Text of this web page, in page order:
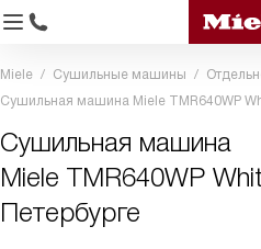
Miele Сушильные машины
Сушильная машина Miele TMR640WP
Сушильная машина
Miele TMR640WP
Петербурге